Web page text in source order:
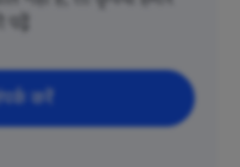
करें